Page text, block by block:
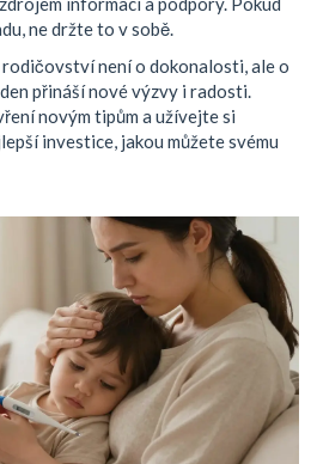
ne držte to v sobě.
rodičovství není o dokonalosti, ale o
přináší nové výzvy i radosti.
novým tipům a užívejte si
investice, jakou můžete svému